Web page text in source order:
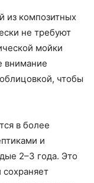
из композитных
не требуют
мойки
внимание
чтобы
в более
и
2–3 года. Это